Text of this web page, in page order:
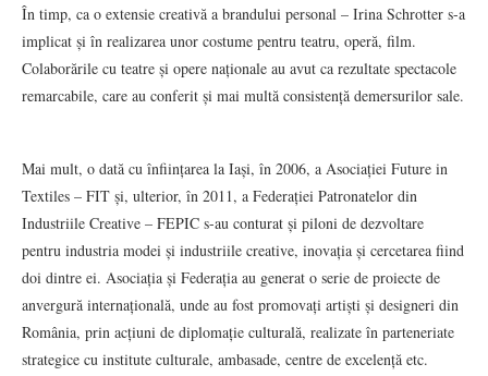
În timp, ca o extensie creativă a brandului personal – Irina Schrotter s-a
implicat și în realizarea unor costume pentru teatru, operă, film.
Colaborările cu teatre și opere naționale au avut ca rezultate spectacole
remarcabile, care au conferit și mai multă consistență demersurilor sale.
Mai mult, o dată cu înființarea la Iași, în 2006, a Asociației Future in
Textiles – FIT și, ulterior, în 2011, a Federației Patronatelor din
Industriile Creative – FEPIC s-au conturat și piloni de dezvoltare
pentru industria modei și industriile creative, inovația și cercetarea fiind
doi dintre ei. Asociația și Federația au generat o serie de proiecte de
anvergură internațională, unde au fost promovați artiști și designeri din
România, prin acțiuni de diplomație culturală, realizate în parteneriate
strategice cu institute culturale, ambasade, centre de excelență etc.